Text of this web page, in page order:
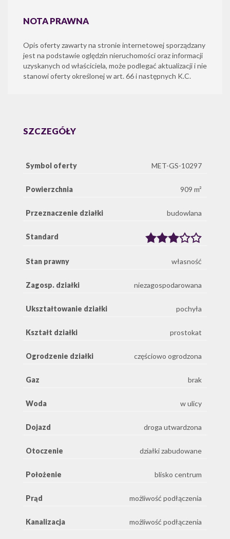
NOTA PRAWNA
Opis oferty zawarty na stronie internetowej sporządzany
jest na podstawie oględzin nieruchomości oraz informacji
uzyskanych od właściciela, może podlegać aktualizacji i nie
stanowi oferty określonej w art. 66 i następnych K.C.
SZCZEGÓŁY
Symbol oferty MET-GS-10297
Powierzchnia 909 m²
Przeznaczenie działki budowlana
Standard
Stan prawny własność
Zagosp. działki niezagospodarowana
Ukształtowanie działki pochyła
Kształt działki prostokat
Ogrodzenie działki częściowo ogrodzona
Gaz brak
Woda w ulicy
Dojazd droga utwardzona
Otoczenie działki zabudowane
Położenie blisko centrum
Prąd możliwość podłączenia
Kanalizacja możliwość podłączenia